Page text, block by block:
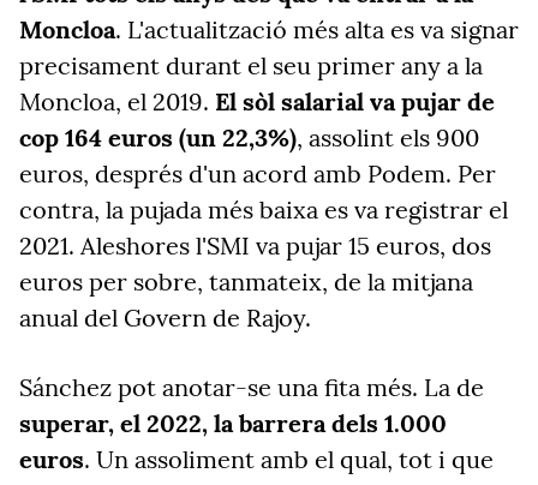
Moncloa. L'actualització més alta es va signar
precisament durant el seu primer any a la
Moncloa, el 2019. El sòl salarial va pujar de
cop 164 euros (un 22,3%), assolint els 900
euros, després d'un acord amb Podem. Per
contra, la pujada més baixa es va registrar el
2021. Aleshores l'SMI va pujar 15 euros, dos
euros per sobre, tanmateix, de la mitjana
anual del Govern de Rajoy.
Sánchez pot anotar-se una fita més. La de
superar, el 2022, la barrera dels 1.000
euros. Un assoliment amb el qual, tot i que